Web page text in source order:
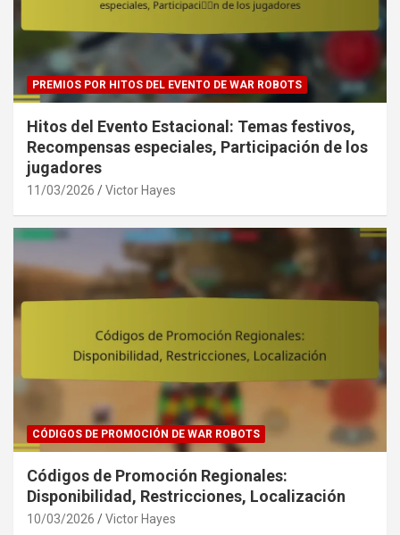
PREMIOS POR HITOS DEL EVENTO DE WAR ROBOTS
Hitos del Evento Estacional: Temas festivos,
Recompensas especiales, Participación de los
jugadores
11/03/2026 Victor Hayes
CÓDIGOS DE PROMOCIÓN DE WAR ROBOTS
Códigos de Promoción Regionales:
Disponibilidad, Restricciones, Localización
10/03/2026 Victor Hayes